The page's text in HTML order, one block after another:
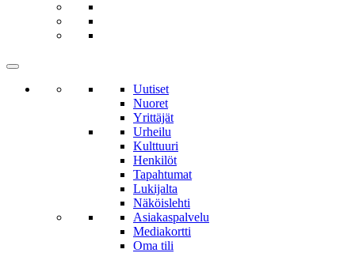
Uutiset
Nuoret
Yrittäjät
Urheilu
Kulttuuri
Henkilöt
Tapahtumat
Lukijalta
Näköislehti
Asiakaspalvelu
Mediakortti
Oma tili